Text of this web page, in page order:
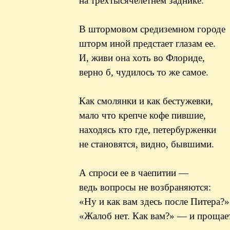
В штормовом средиземном городе
шторм иной предстает глазам ее.
И, живи она хоть во Флориде,
верно б, чудилось то же самое.
Как смолянки и как бестужевки,
мало что крепче кофе пившие,
находясь кто где, петербурженки
не становятся, видно, бывшими.
А спроси ее в чаепитии —
ведь вопросы не возбраняются:
«Ну и как вам здесь после
«Жалоб нет. Как вам?» — и